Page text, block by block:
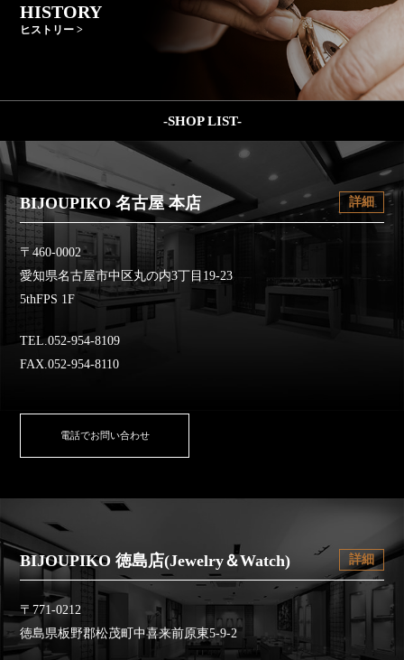
HISTORY
ヒストリー >
-SHOP LIST-
BIJOUPIKO 名古屋 本店 詳細
〒460-0002
愛知県名古屋市中区丸の内3丁目19-23
5thFPS 1F
TEL.052-954-8109
FAX.052-954-8110
電話でお問い合わせ
BIJOUPIKO 徳島店(Jewelry＆Watch) 詳細
〒771-0212
徳島県板野郡松茂町中喜来前原東5-9-2